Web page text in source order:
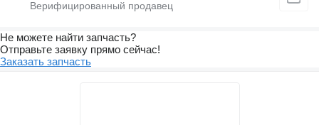
Не можете найти запчасть?
Отправьте заявку прямо сейчас!
Заказать запчасть